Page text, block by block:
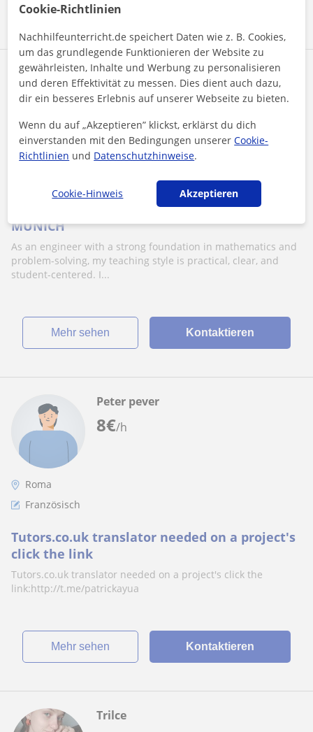
Mehr sehen
35€/h 1. Lektion kostenlos
Neha
München, Eichenau, Germering,...
Hi, Your Math Tutor for grades 2 to 10
MUNICH
As an engineer with a strong foundation in mathematics and
problem-solving, my teaching style is practical, clear, and
student-centered. I...
Mehr sehen Kontaktieren
8€/h
Peter pever
Roma
Französisch
Tutors.co.uk translator needed on a project's
click the link
Tutors.co.uk translator needed on a project's click the
link:http://t.me/patrickayua
Mehr sehen Kontaktieren
Trilce
Cookie-Richtlinien
Nachhilfeunterricht.de speichert Daten wie z. B. Cookies,
um das grundlegende Funktionieren der Website zu
gewährleisten, Inhalte und Werbung zu personalisieren
und deren Effektivität zu messen. Dies dient auch dazu,
dir ein besseres Erlebnis auf unserer Webseite zu bieten.
Wenn du auf „Akzeptieren” klickst, erklärst du dich
einverstanden mit den Bedingungen unsererCookie-
Richtlinien und Datenschutzhinweise.
Cookie-Hinweis Akzeptieren